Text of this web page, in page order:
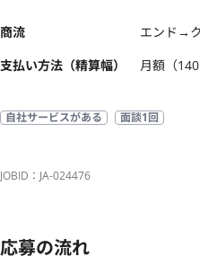
商流
エンド→
支払い方法（精算幅）
月額（
自社サービスがある 面談1回
JOBID：JA-024476
応募の流れ